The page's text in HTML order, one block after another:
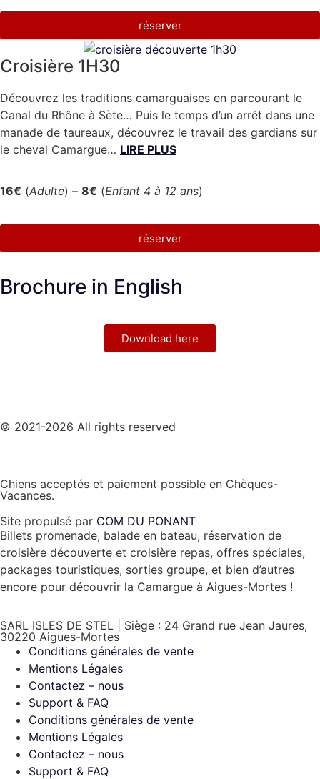
réserver
Croisière 1H30
Découvrez les traditions camarguaises en parcourant le
Canal du Rhône à Sète… Puis le temps d’un arrêt dans une
manade de taureaux, découvrez le travail des gardians sur
le cheval Camargue… LIRE PLUS
16€ (Adulte) – 8€ (Enfant 4 à 12 ans)
réserver
Billets promenade, balade en bateau, réservation de
croisière découverte et croisière repas, offres spéciales,
packages touristiques, sorties groupe, et bien d’autres
encore pour découvrir la Camargue à Aigues-Mortes !
SARL ISLES DE STEL | Siège : 24 Grand rue Jean Jaures,
30220 Aigues-Mortes
Brochure in English
Download here
© 2021-2026 All rights reserved
Chiens acceptés et paiement possible en Chèques-
Vacances.
Site propulsé par COM DU PONANT
Conditions générales de vente
Mentions Légales
Contactez – nous
Support & FAQ
Conditions générales de vente
Mentions Légales
Contactez – nous
Support & FAQ